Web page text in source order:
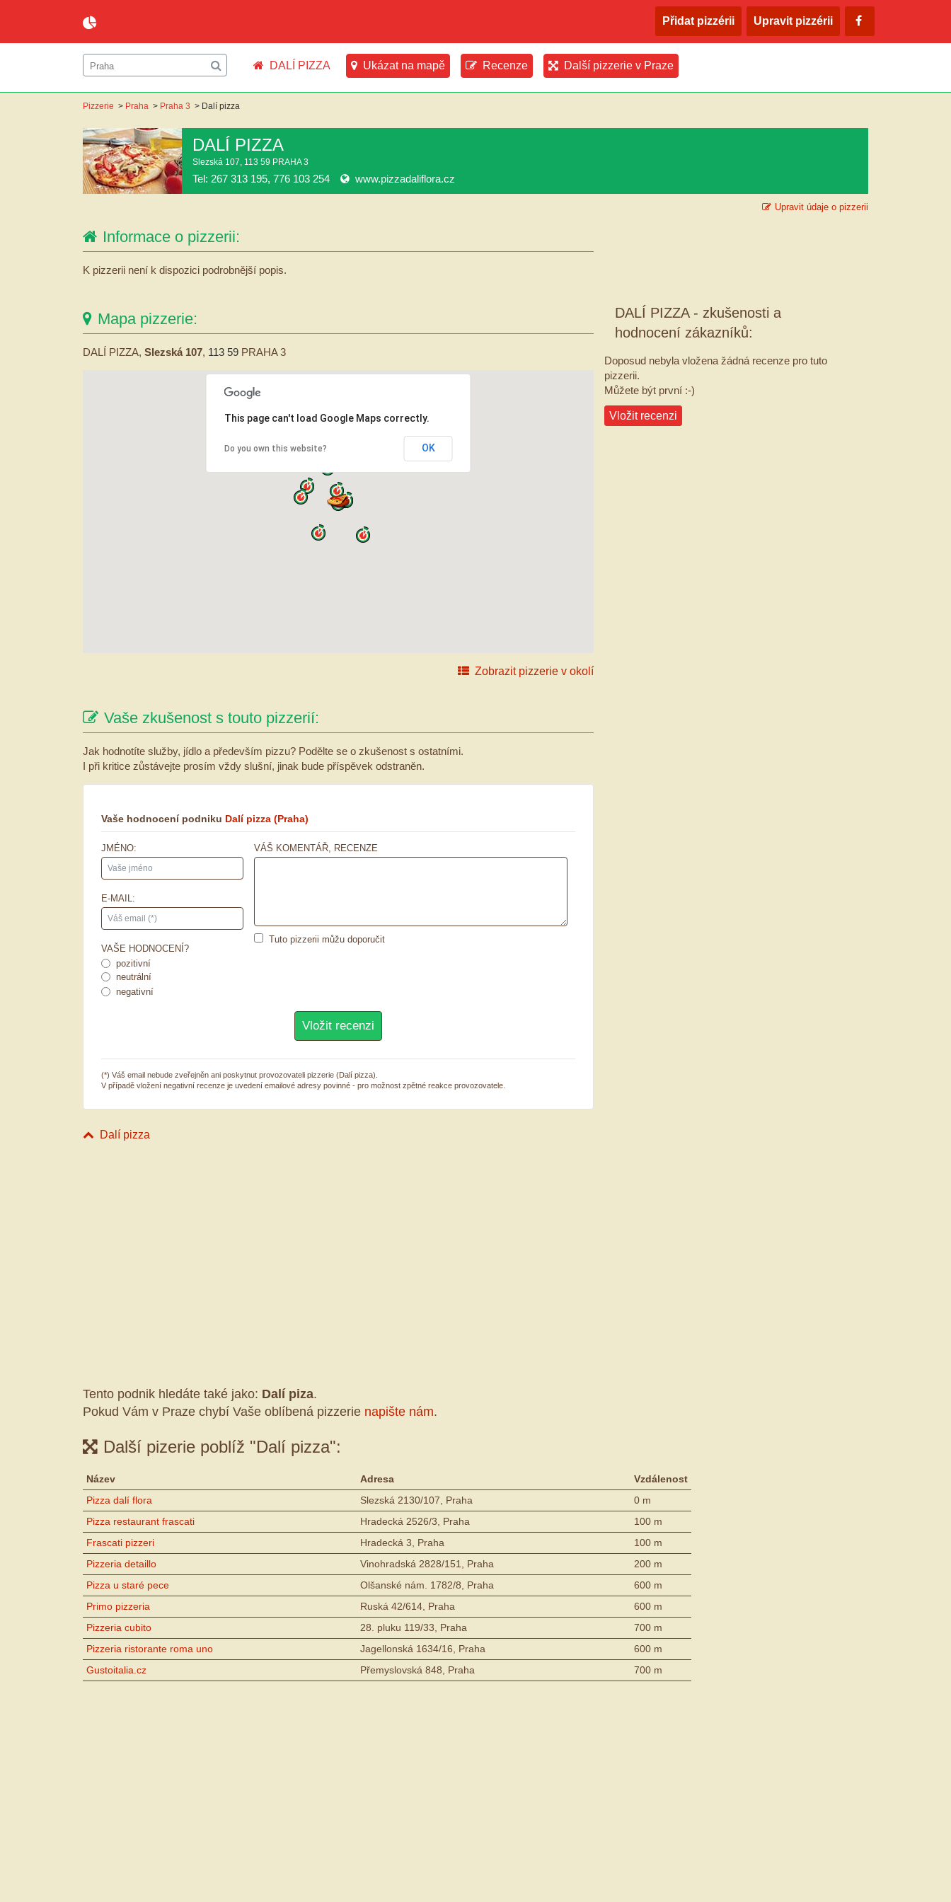
Přidat pizzérii Upravit pizzérii
DALÍ PIZZA Ukázat na mapě Recenze Další pizzerie v Praze
Pizzerie > Praha > Praha 3 > Dalí pizza
DALÍ PIZZA
Slezská 107, 113 59 PRAHA 3
Tel: 267 313 195, 776 103 254 www.pizzadaliflora.cz
Upravit údaje o pizzerii
Informace o pizzerii:
K pizzerii není k dispozici podrobnější popis.
Mapa pizzerie:
DALÍ PIZZA, Slezská 107, 113 59 PRAHA 3
This page can't load Google Maps correctly.
Do you own this website? OK
Zobrazit pizzerie v okolí
Vaše zkušenost s touto pizzerií:
Jak hodnotíte služby, jídlo a především pizzu? Podělte se o zkušenost s ostatními.
I při kritice zůstávejte prosím vždy slušní, jinak bude příspěvek odstraněn.
Vaše hodnocení podniku Dalí pizza (Praha)
JMÉNO:
E-MAIL:
VAŠE HODNOCENÍ?
pozitivní
neutrální
negativní
VÁŠ KOMENTÁŘ, RECENZE
Tuto pizzerii můžu doporučit
(*) Váš email nebude zveřejněn ani poskytnut provozovateli pizzerie (Dalí pizza).
V případě vložení negativní recenze je uvedení emailové adresy povinné - pro možnost zpětné reakce provozovatele.
Dalí pizza
DALÍ PIZZA - zkušenosti a
hodnocení zákazníků:
Doposud nebyla vložena žádná recenze pro tuto
pizzerii.
Můžete být první :-)
Vložit recenzi
Tento podnik hledáte také jako: Dalí piza.
Pokud Vám v Praze chybí Vaše oblíbená pizzerie napište nám.
Další pizerie poblíž "Dalí pizza":
Název Adresa
Vzdálenost
Pizza dalí flora
Slezská 2130/107, Praha
0 m
Pizza restaurant frascati
Hradecká 2526/3, Praha
100 m
Frascati pizzeri
Hradecká 3, Praha
100 m
Pizzeria detaillo
Vinohradská 2828/151, Praha
200 m
Pizza u staré pece
Olšanské nám. 1782/8, Praha
600 m
Primo pizzeria
Ruská 42/614, Praha
600 m
Pizzeria cubito
28. pluku 119/33, Praha
700 m
Pizzeria ristorante roma uno
Jagellonská 1634/16, Praha
600 m
Gustoitalia.cz
Přemyslovská 848, Praha 700 m